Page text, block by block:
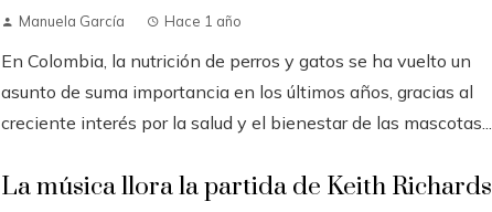
Manuela García Hace 1 año
En Colombia, la nutrición de perros y gatos se ha vuelto un
asunto de suma importancia en los últimos años, gracias al
creciente interés por la salud y el bienestar de las mascotas...
La música llora la partida de Keith Richards